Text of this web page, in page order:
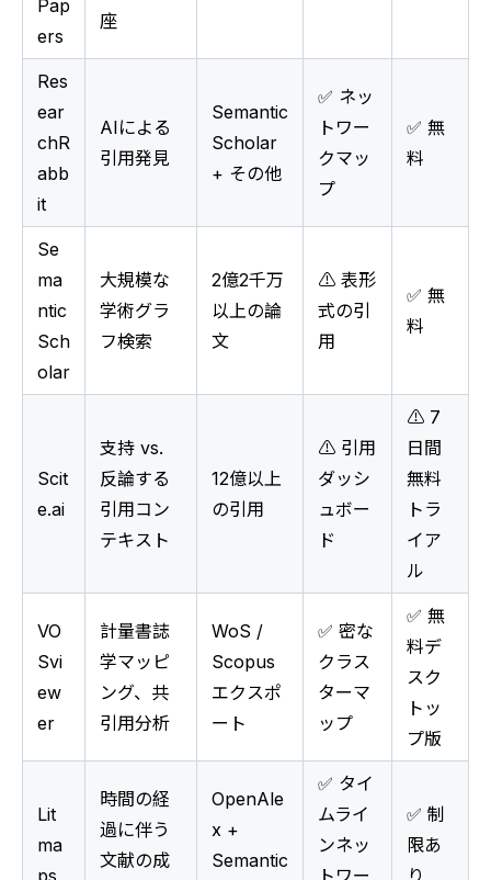
Pap
ers
座
Res
ear
chR
abb
it
AIによる
引用発見
Semantic
Scholar
+ その他
✅ ネッ
トワー
クマッ
プ
✅ 無
料
Se
ma
ntic
Sch
olar
大規模な
学術グラ
フ検索
2億2千万
以上の論
文
⚠️ 表形
式の引
用
✅ 無
料
Scit
e.ai
支持 vs.
反論する
引用コン
テキスト
12億以上
の引用
⚠️ 引用
ダッシ
ュボー
ド
⚠️ 7
日間
無料
トラ
イア
ル
VO
Svi
ew
er
計量書誌
学マッピ
ング、共
引用分析
WoS /
Scopus
エクスポ
ート
✅ 密な
クラス
ターマ
ップ
✅ 無
料デ
スク
トッ
プ版
Lit
ma
ps
時間の経
過に伴う
文献の成
OpenAle
x +
Semantic
✅ タイ
ムライ
ンネッ
トワー
✅ 制
限あ
り